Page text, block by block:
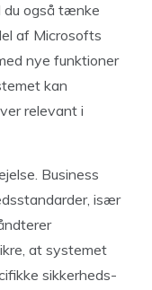
du også tænke
af Microsofts
nye funktioner
kan
relevant i
Business
især
at systemet
sikkerheds-